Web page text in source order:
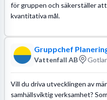
för gruppen och säkerställer
kvantitativa mål.
Gruppchef
Vattenfall AB
Vill du driva utvecklingen av
samhällsviktig verksamhet?